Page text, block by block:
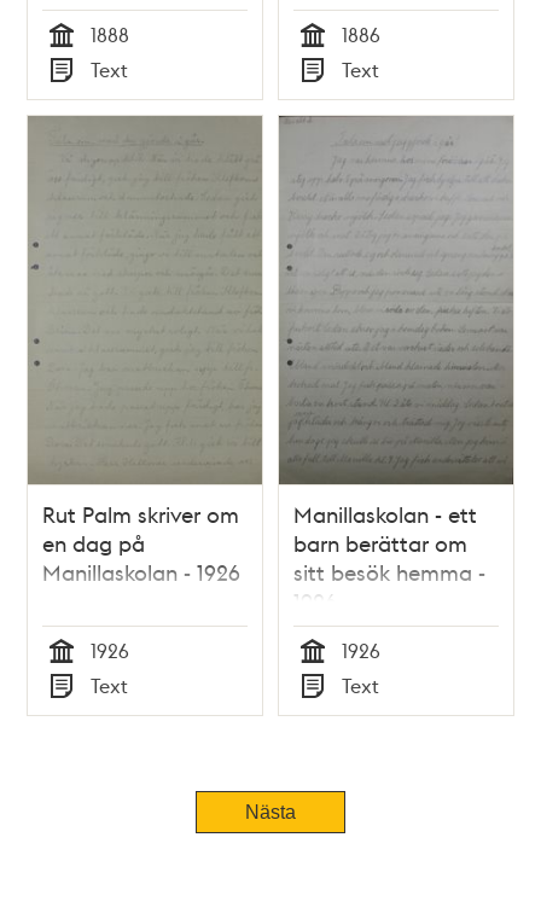
Tid
1888
Typ
Text Tid
1886
Typ
Text
Rut Palm skriver om
en dag på
Manillaskolan - 1926
Tid
1926
Typ
Text
Manillaskolan - ett
barn berättar om
sitt besök hemma -
1926
Tid
1926
Typ
Text
Nästa